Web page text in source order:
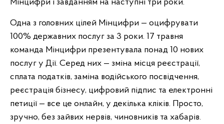
Мінцифри і завданням на наступні три роки.
Одна з головних цілей Мінцифри — оцифрувати
100% державних послуг за 3 роки. 17 травня
команда Мінцифри презентувала понад 10 нових
послуг у Дії. Серед них — зміна місця реєстрації,
сплата податків, заміна водійського посвідчення,
реєстрація бізнесу, цифровий підпис та електронні
петиції — все це онлайн, у декілька кліків. Просто,
зручно, без зайвих нервів, чиновників та хабарів.